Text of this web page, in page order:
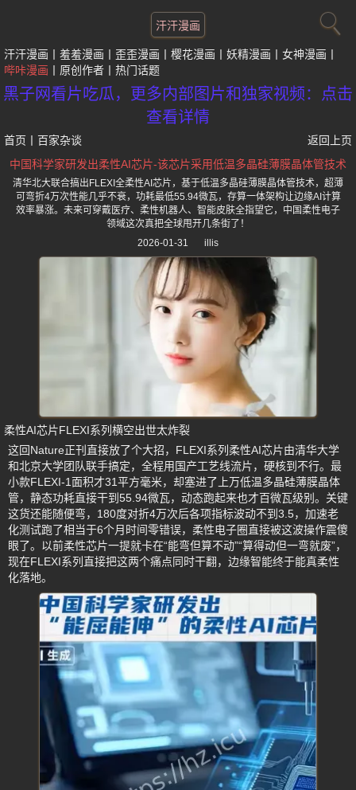
汗汗漫画
汗汗漫画 羞羞漫画 歪歪漫画 樱花漫画 妖精漫画
女神漫画
哔咔漫画
原创作者 热门话题
黑子网看片吃瓜，更多内部图片和独家视频：点击
查看详情
首页 百家杂谈
返回上页
中国科学家研发出柔性AI芯片-该芯片采用低温多晶硅薄膜晶体管技术
清华北大联合搞出FLEXI全柔性AI芯片，基于低温多晶硅薄膜晶体管技术，超薄
可弯折4万次性能几乎不衰，功耗最低55.94微瓦，存算一体架构让边缘AI计算
效率暴涨。未来可穿戴医疗、柔性机器人、智能皮肤全指望它，中国柔性电子
领域这次真把全球甩开几条街了！
2026-01-31
illis
柔性AI芯片FLEXI系列横空出世太炸裂
这回Nature正刊直接放了个大招，FLEXI系列柔性AI芯片由清华大学
和北京大学团队联手搞定，全程用国产工艺线流片，硬核到不行。最
小款FLEXI-1面积才31平方毫米，却塞进了上万低温多晶硅薄膜晶体
管，静态功耗直接干到55.94微瓦，动态跑起来也才百微瓦级别。关键
这货还能随便弯，180度对折4万次后各项指标波动不到3.5，加速老
化测试跑了相当于6个月时间零错误，柔性电子圈直接被这波操作震傻
眼了。以前柔性芯片一提就卡在“能弯但算不动”“算得动但一弯就废”，
现在FLEXI系列直接把这两个痛点同时干翻，边缘智能终于能真柔性
化落地。